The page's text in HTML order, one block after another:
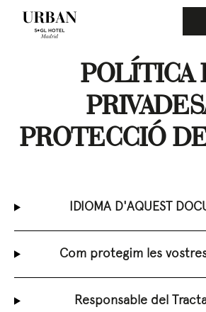
POLÍTICA
PROTECCIÓ
IDIOMA D'AQUEST
Com protegim les
Responsable del